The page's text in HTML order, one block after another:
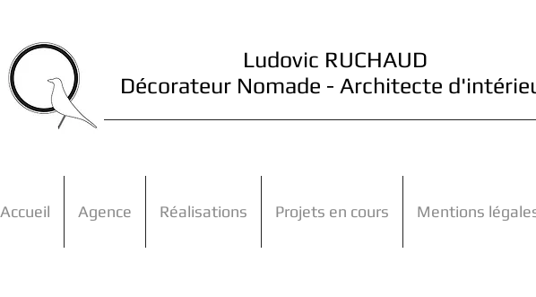
Ludovic RUCHAUD
Décorateur Nomade - Architecte
Accueil Agence Réalisations Projets en cours Mentions